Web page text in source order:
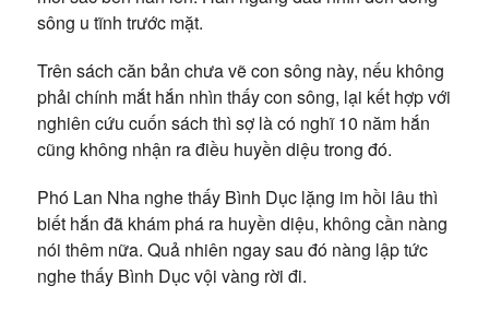
sông u tĩnh trước mặt.
Trên sách căn bản chưa vẽ con sông này, nếu không
phải chính mắt hắn nhìn thấy con sông, lại kết hợp với
nghiên cứu cuốn sách thì sợ là có nghĩ 10 năm hắn
cũng không nhận ra điều huyền diệu trong đó.
Phó Lan Nha nghe thấy Bình Dục lặng im hồi lâu thì
biết hắn đã khám phá ra huyền diệu, không cần nàng
nói thêm nữa. Quả nhiên ngay sau đó nàng lập tức
nghe thấy Bình Dục vội vàng rời đi.